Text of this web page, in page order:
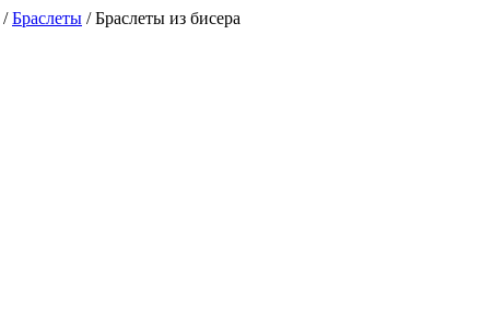
/Браслеты /Браслеты из бисера